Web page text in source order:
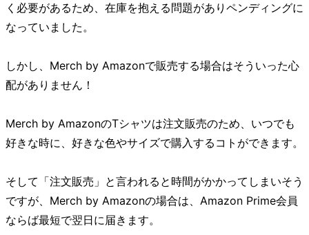
く必要があるため、在庫を抱える問題がありペンディングに
なっていました。
しかし、Merch by Amazonで販売する場合はそういった心
配がありません！
Merch by AmazonのTシャツは注文販売のため、いつでも
好きな時に、好きな色やサイズで購入するコトができます。
そして「注文販売」と言われると時間がかかってしまいそう
ですが、Merch by Amazonの場合は、Amazon Prime会員
ならば最短で翌日に届きます。